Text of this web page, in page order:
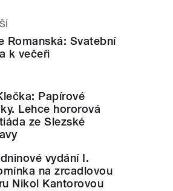
Romanská: Svatební
k večeři
Papírové
Lehce hororová
ze Slezské
vydání I.
na zrcadlovou
Nikol Kantorovou